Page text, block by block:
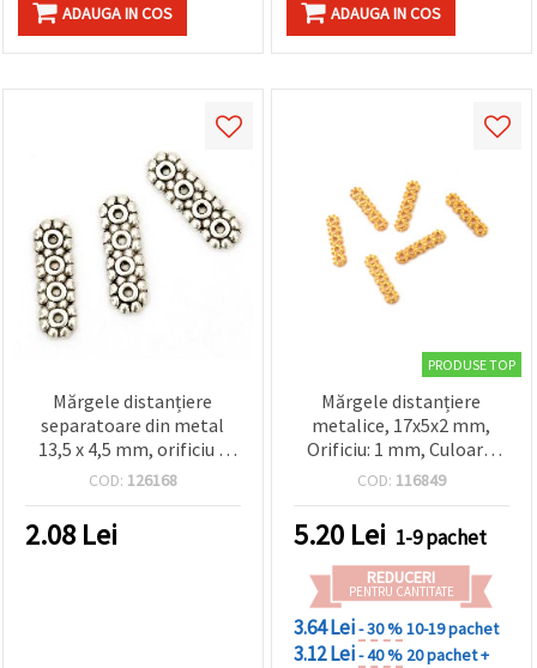
ADAUGA IN COS ADAUGA IN COS
Mărgele distanțiere
separatoare din metal
13,5 x 4,5 mm, orificiu 1
mm, culoare argint antic
COD: 126168
2.08 Lei
PRODUSE TOP
Mărgele distanțiere
metalice, 17x5x2 mm,
Orificiu: 1 mm, Culoare:
auriu - 20 bucăți
COD: 116849
5.20 Lei 1-9 pachet
REDUCERI
PENTRU CANTITATE
3.64 Lei- 30 %10-19 pachet
3.12 Lei- 40 % 20 pachet +